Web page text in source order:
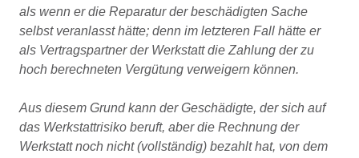
als wenn er die Reparatur der beschädigten Sache
selbst veranlasst hätte; denn im letzteren Fall hätte er
als Vertragspartner der Werkstatt die Zahlung der zu
hoch berechneten Vergütung verweigern können.
Aus diesem Grund kann der Geschädigte, der sich auf
das Werkstattrisiko beruft, aber die Rechnung der
Werkstatt noch nicht (vollständig) bezahlt hat, von dem